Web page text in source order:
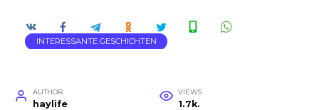
INTERESSANTE GESCHICHTEN
AUTHOR
haylife
VIEWS
1.7k.